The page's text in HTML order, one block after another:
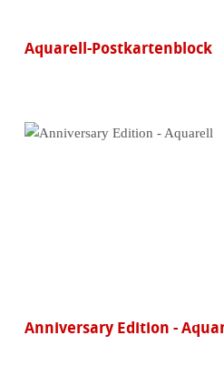
Aquarell-Postkartenblock
Anniversary Edition -